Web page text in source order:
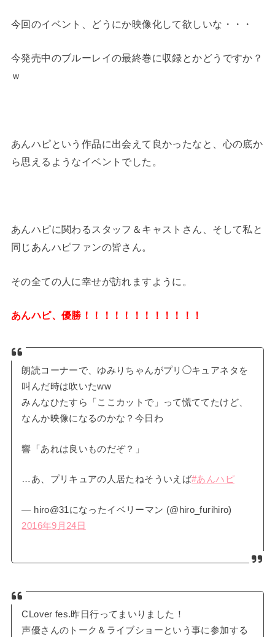
今回のイベント、どうにか映像化して欲しいな・・・
今発売中のブルーレイの最終巻に収録とかどうですか？
ｗ
あんハピという作品に出会えて良かったなと、心の底か
ら思えるようなイベントでした。
あんハピに関わるスタッフ＆キャストさん、そして私と
同じあんハピファンの皆さん。
その全ての人に幸せが訪れますように。
あんハピ、優勝！！！！！！！！！！！！
朗読コーナーで、ゆみりちゃんがプリ◯キュアネタを
叫んだ時は吹いたww
みんなひたすら「ここカットで」って慌ててたけど、
なんか映像になるのかな？今日わ
響「あれは良いものだぞ？」
…あ、プリキュアの人居たねそういえば#あんハピ
— hiro@31になったイベリーマン (@hiro_furihiro)
2016年9月24日
CLover fes.昨日行ってまいりました！
声優さんのトーク＆ライブショーという事に参加する